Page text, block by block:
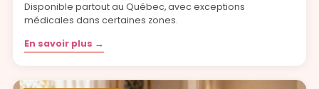
Disponible partout au Québec, avec exceptions
médicales dans certaines zones.
En savoir plus →